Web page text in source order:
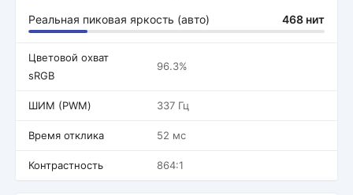
Реальная пиковая яркость (авто) 468 нит
Цветовой охват
sRGB
96.3%
ШИМ (PWM) 337 Гц
Время отклика 52 мс
Контрастность 864:1